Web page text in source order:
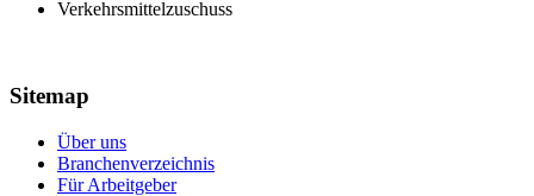
Verkehrsmittelzuschuss
Sitemap
Über uns
Branchenverzeichnis
Für Arbeitgeber